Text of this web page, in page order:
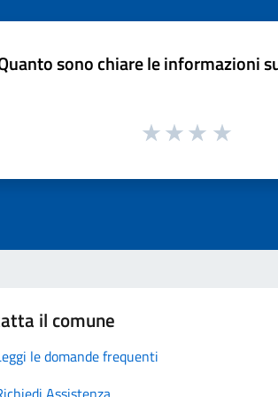
sono chiare le informazioni
il comune
le domande frequenti